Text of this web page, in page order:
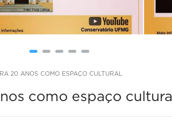
20 ANOS COMO ESPAÇO CULTURAL
como espaço cultural